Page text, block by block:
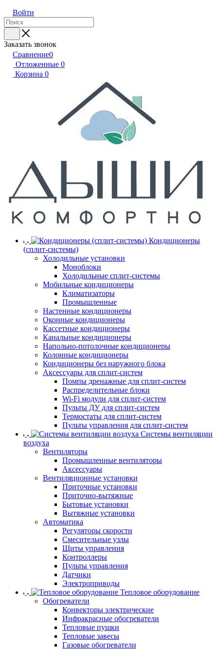
Войти
Заказать звонок
Сравнение0
Отложенные 0
Корзина 0
Кондиционеры
(сплит-системы)
Холодильные установки
Моноблоки
Холодильные сплит-системы
Мобильные кондиционеры
Климатизаторы
Промышленные
Настенные кондиционеры
Оконные кондиционеры
Кассетные кондиционеры
Канальные кондиционеры
Напольно-потолочные кондиционеры
Колонные кондиционеры
Кондиционеры без наружного блока
Аксессуары для сплит-систем
Помпы дренажные для сплит-систем
Распределительные блоки
Wi-Fi модули для сплит-систем
Пульты ДУ для сплит-систем
Термостаты для сплит-систем
Пульты управления для сплит-систем
Системы вентиляции
воздуха
Вентиляторы
Промышленные вентиляторы
Аксессуары
Вентиляционные установки
Приточные установки
Приточно-вытяжные
Бытовые установки
Вытяжные установки
Автоматика
Регуляторы скорости
Смесительные узлы
Щиты управления
Контроллеры
Пульты управления
Датчики
Электроприводы
Тепловое оборудование
Обогреватели
Конвекторы электрические
Инфракрасные обогреватели
Тепловые пушки
Тепловые завесы
Газовые обогреватели